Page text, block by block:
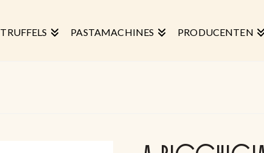
TRUFFELS PASTAMACHINES PRODUCENTEN